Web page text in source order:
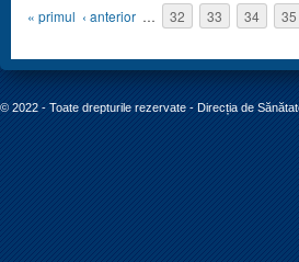
Pagini
« primul ‹ anterior … 32 33 34 35
© 2022 - Toate drepturile rezervate - Direcția de